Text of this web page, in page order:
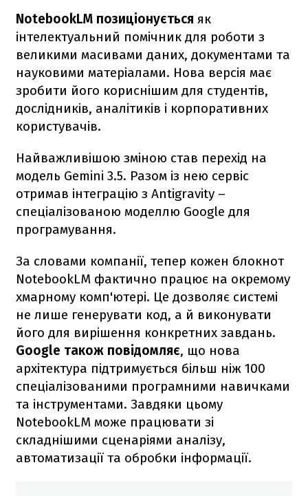
NotebookLM позиціонується як
інтелектуальний помічник для роботи з
великими масивами даних, документами та
науковими матеріалами. Нова версія має
зробити його кориснішим для студентів,
дослідників, аналітиків і корпоративних
користувачів.
Найважливішою зміною став перехід на
модель Gemini 3.5. Разом із нею сервіс
отримав інтеграцію з Antigravity –
спеціалізованою моделлю Google для
програмування.
За словами компанії, тепер кожен блокнот
NotebookLM фактично працює на окремому
хмарному комп'ютері. Це дозволяє системі
не лише генерувати код, а й виконувати
його для вирішення конкретних завдань.
Google також повідомляє, що нова
архітектура підтримується більш ніж 100
спеціалізованими програмними навичками
та інструментами. Завдяки цьому
NotebookLM може працювати зі
складнішими сценаріями аналізу,
автоматизації та обробки інформації.